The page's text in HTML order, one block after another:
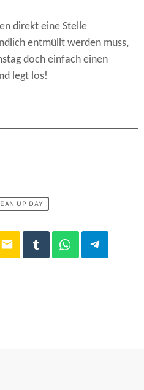
direkt eine Stelle
entmüllt werden muss,
doch einfach einen
legt los!
UP DAY
email